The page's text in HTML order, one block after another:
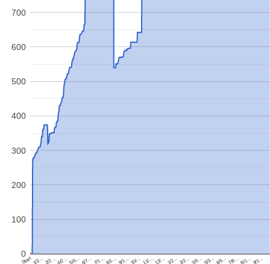
Start1/2… 2/2… 4/2…5/5… 6/7…7/1…8/1… 9/1… 10/… 11/…12/… 1/2… 2/2…3/3… 5/3… 6/5…7/8…8/1… 9/1…
0
100
200
300
400
500
600
700